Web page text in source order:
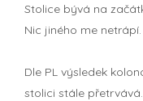
Stolice bývá na
Nic jiného me netrápí.
Dle PL výsledek
stolici stále přetrvává.